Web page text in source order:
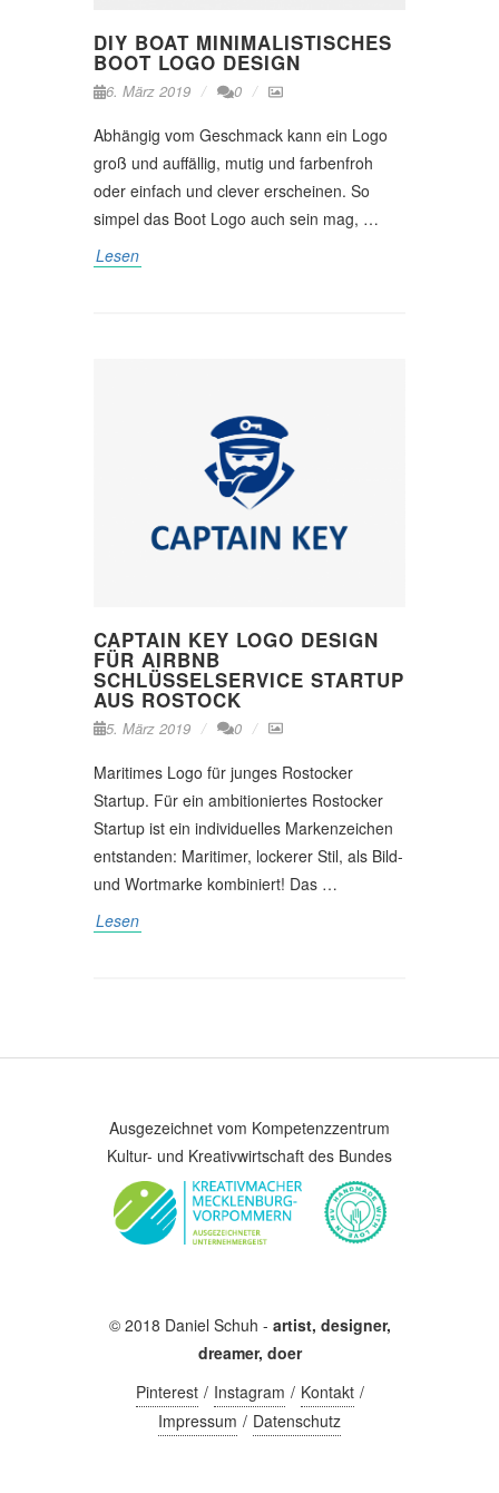
DIY BOAT MINIMALISTISCHES
BOOT LOGO DESIGN
6. März 2019 0
Abhängig vom Geschmack kann ein Logo
groß und auffällig, mutig und farbenfroh
oder einfach und clever erscheinen. So
simpel das Boot Logo auch sein mag, …
Lesen
CAPTAIN KEY LOGO DESIGN
FÜR AIRBNB
SCHLÜSSELSERVICE STARTUP
AUS ROSTOCK
5. März 2019 0
Maritimes Logo für junges Rostocker
Startup. Für ein ambitioniertes Rostocker
Startup ist ein individuelles Markenzeichen
entstanden: Maritimer, lockerer Stil, als Bild-
und Wortmarke kombiniert! Das …
Lesen
Ausgezeichnet vom Kompetenzzentrum
Kultur- und Kreativwirtschaft des Bundes
© 2018 Daniel Schuh - artist, designer,
dreamer, doer
Pinterest
Instagram
Kontakt
Impressum
Datenschutz